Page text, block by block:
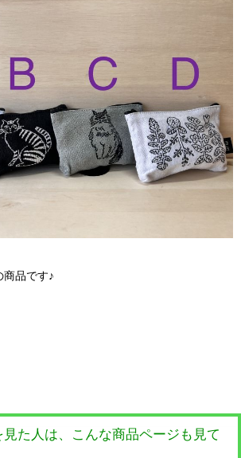
商品です♪
た人は、こんな商品ページも見て